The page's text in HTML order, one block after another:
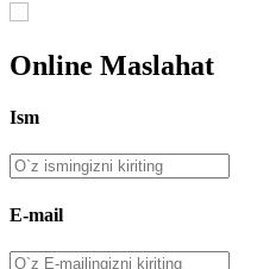
Online Maslahat
Ism
E-mail